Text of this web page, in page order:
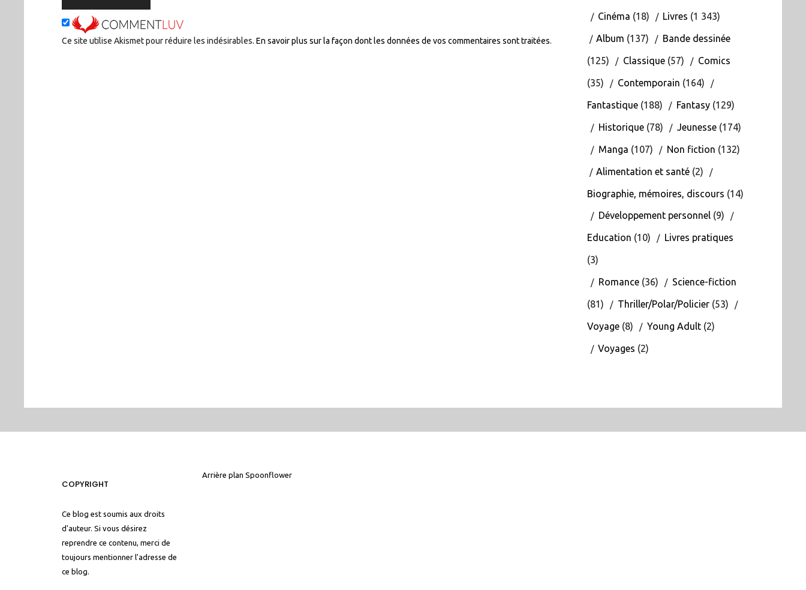
Ce site utilise Akismet pour réduire les indésirables.En savoir plus sur la façon dont les données de vos commentaires sont traitées.
Cinéma (18) Livres (1 343)
Album (137) Bande dessinée
(125) Classique(57) Comics
(35) Contemporain (164)
Fantastique(188) Fantasy(129)
Historique(78) Jeunesse(174)
Manga (107) Non fiction (132)
Alimentation et santé(2)
Biographie, mémoires, discours (14)
Développement personnel(9)
Education (10) Livres pratiques
(3)
Romance(36) Science-fiction
(81) Thriller/Polar/Policier(53)
Voyage(8) Young Adult(2)
Voyages (2)
COPYRIGHT
Ce blog est soumis aux droits
d'auteur. Si vous désirez
reprendre ce contenu, merci de
toujours mentionner l'adresse de
ce blog.
Arrière plan Spoonflower